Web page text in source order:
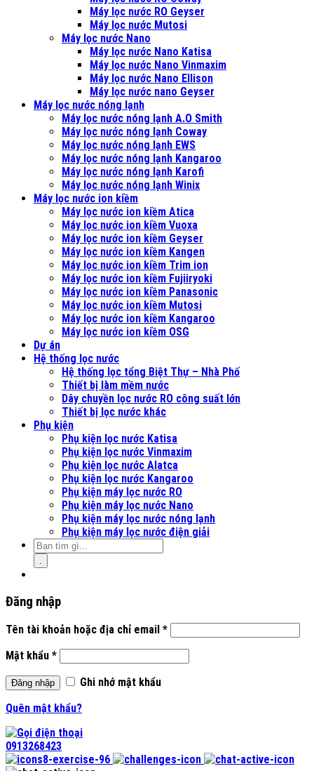
Máy lọc nước RO Geyser
Máy lọc nước Mutosi
Máy lọc nước Nano
Máy lọc nước Nano Katisa
Máy lọc nước Nano Vinmaxim
Máy lọc nước Nano Ellison
Máy lọc nước nano Geyser
Máy lọc nước nóng lạnh
Máy lọc nước nóng lạnh A.O Smith
Máy lọc nước nóng lạnh Coway
Máy lọc nước nóng lạnh EWS
Máy lọc nước nóng lạnh Kangaroo
Máy lọc nước nóng lạnh Karofi
Máy lọc nước nóng lạnh Winix
Máy lọc nước ion kiềm
Máy lọc nước ion kiềm Atica
Máy lọc nước ion kiềm Vuoxa
Máy lọc nước ion kiềm Geyser
Máy lọc nước ion kiềm Kangen
Máy lọc nước ion kiềm Trim ion
Máy lọc nước ion kiềm Fujiiryoki
Máy lọc nước ion kiềm Panasonic
Máy lọc nước ion kiềm Mutosi
Máy lọc nước ion kiềm Kangaroo
Máy lọc nước ion kiềm OSG
Dự án
Hệ thống lọc nước
Hệ thống lọc tổng Biệt Thự – Nhà Phố
Thiết bị làm mềm nước
Dây chuyền lọc nước RO công suất lớn
Thiết bị lọc nước khác
Phụ kiện
Phụ kiện lọc nước Katisa
Phụ kiện lọc nước Vinmaxim
Phụ kiện lọc nước Alatca
Phụ kiện lọc nước Kangaroo
Phụ kiện máy lọc nước RO
Phụ kiện máy lọc nước Nano
Phụ kiện máy lọc nước nóng lạnh
Phụ kiện máy lọc nước điện giải
Đăng nhập
Tên tài khoản hoặc địa chỉ email *
Mật khẩu *
Đăng nhập
Ghi nhớ mật khẩu
Quên mật khẩu?
0913268423